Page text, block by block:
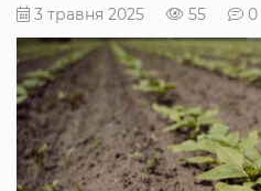
3 травня 2025 55 0